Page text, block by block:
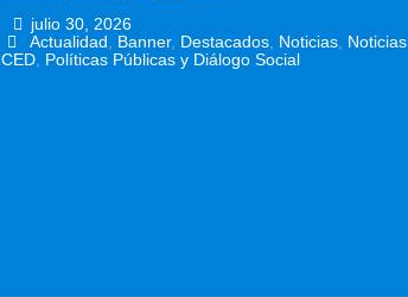
julio 30, 2026
Actualidad Banner, Destacados, Noticias, Noticias
CED Políticas Públicas y Diálogo Social